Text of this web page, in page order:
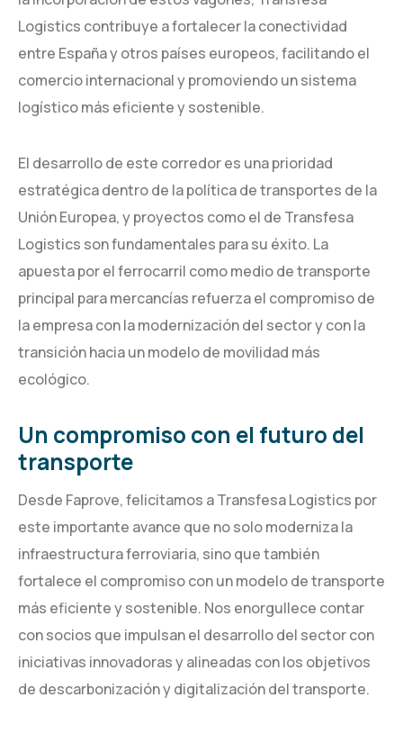
Logistics contribuye a fortalecer la conectividad
entre España y otros países europeos, facilitando el
comercio internacional y promoviendo un sistema
logístico más eficiente y sostenible.
El desarrollo de este corredor es una prioridad
estratégica dentro de la política de transportes de la
Unión Europea, y proyectos como el de Transfesa
Logistics son fundamentales para su éxito. La
apuesta por el ferrocarril como medio de transporte
principal para mercancías refuerza el compromiso de
la empresa con la modernización del sector y con la
transición hacia un modelo de movilidad más
ecológico.
Un compromiso con el futuro del
transporte
Desde Faprove, felicitamos a Transfesa Logistics por
este importante avance que no solo moderniza la
infraestructura ferroviaria, sino que también
fortalece el compromiso con un modelo de transporte
más eficiente y sostenible. Nos enorgullece contar
con socios que impulsan el desarrollo del sector con
iniciativas innovadoras y alineadas con los objetivos
de descarbonización y digitalización del transporte.